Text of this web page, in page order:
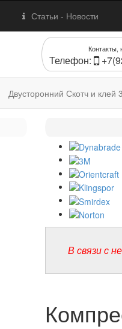
Статьи - Новости
Контакты,
Телефон:
Двусторонний Скотч и клей
В связи с